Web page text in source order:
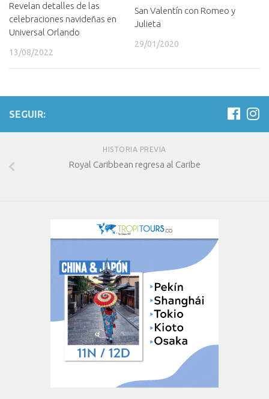
Revelan detalles de las
celebraciones navideñas en
Universal Orlando
13/08/2022
San Valentín con Romeo y
Julieta
29/01/2020
SEGUIR:
HISTORIA PREVIA
Royal Caribbean regresa al Caribe